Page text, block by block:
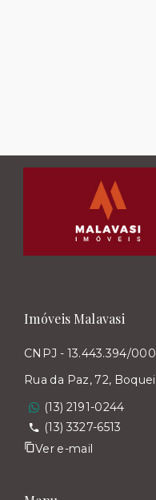
Imóveis Malavasi
CNPJ - 13.443.394/
Rua da Paz, 72,
(13) 2191-0244
(13) 3327-6513
Ver e-mail